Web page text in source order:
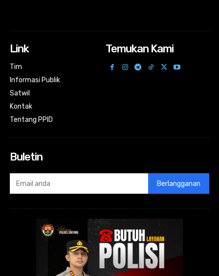
Link
Tim
Informasi Publik
Satwil
Kontak
Tentang PPID
Temukan Kami
Buletin
Berlangganan